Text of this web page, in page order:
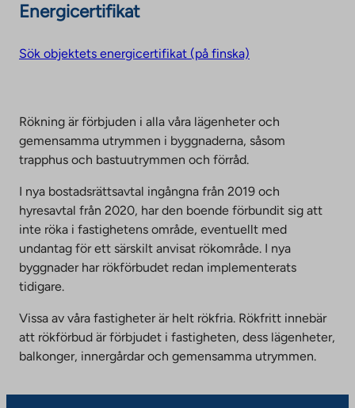
Energicertifikat
Sök objektets energicertifikat (på finska)
Rökning är förbjuden i alla våra lägenheter och
gemensamma utrymmen i byggnaderna, såsom
trapphus och bastuutrymmen och förråd.
I nya bostadsrättsavtal ingångna från 2019 och
hyresavtal från 2020, har den boende förbundit sig att
inte röka i fastighetens område, eventuellt med
undantag för ett särskilt anvisat rökområde. I nya
byggnader har rökförbudet redan implementerats
tidigare.
Vissa av våra fastigheter är helt rökfria. Rökfritt innebär
att rökförbud är förbjudet i fastigheten, dess lägenheter,
balkonger, innergårdar och gemensamma utrymmen.